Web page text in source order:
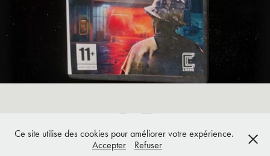
Nek Studio, Route de Sion 66, 3960 Sierre - ©2025 Nek Studio
Ce site utilise des cookies pour améliorer votre expérience.
Accepter
Refuser